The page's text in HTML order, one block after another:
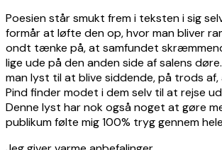
Poesien står smukt frem i teksten i sig
formår at løfte den op, hvor man bliver
ondt tænke på, at samfundet
lige ude på den anden side af salens
man lyst til at blive siddende, på trods
Pind finder modet i dem selv til at rejse
Denne lyst har nok også noget at gøre
publikum følte mig 100% tryg gennem